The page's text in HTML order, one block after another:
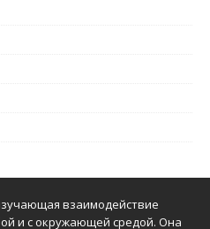
взаимодействие
и с окружающей средой. Она